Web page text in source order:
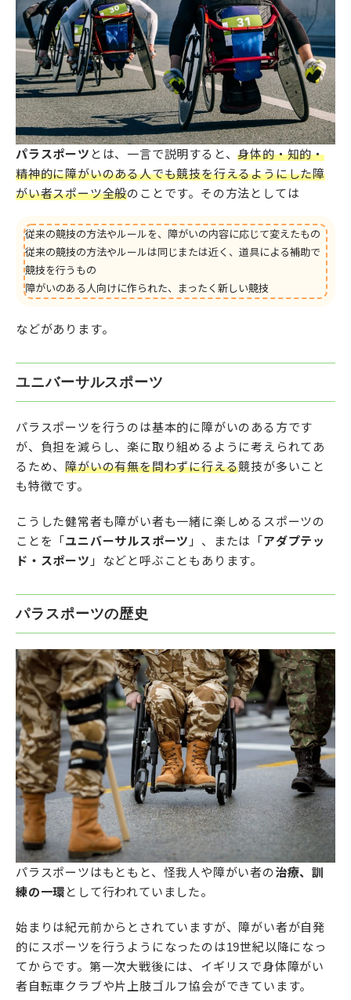
パラスポーツ とは、一言で説明すると、身体的・知的・
精神的に障がいのある人でも競技を行えるようにした障
がい者スポーツ全般のことです。その方法としては
従来の競技の方法やルールを、障がいの内容に応じて変えたもの
従来の競技の方法やルールは同じまたは近く、道具による補助で
競技を行うもの
障がいのある人向けに作られた、まったく新しい競技
などがあります。
ユニバーサルスポーツ
パラスポーツを行うのは基本的に障がいのある方です
が、負担を減らし、楽に取り組めるように考えられてあ
るため、障がいの有無を問わずに行える競技が多いこと
も特徴です。
こうした健常者も障がい者も一緒に楽しめるスポーツの
ことを「 ユニバーサルスポーツ 」、または「 アダプテッ
ド・スポーツ 」などと呼ぶこともあります。
パラスポーツの歴史
パラスポーツはもともと、怪我人や障がい者の治療、訓
練の一環 として行われていました。
始まりは紀元前からとされていますが、障がい者が自発
的にスポーツを行うようになったのは19世紀以降になっ
てからです。第一次大戦後には、イギリスで身体障がい
者自転車クラブや片上肢ゴルフ協会ができています。